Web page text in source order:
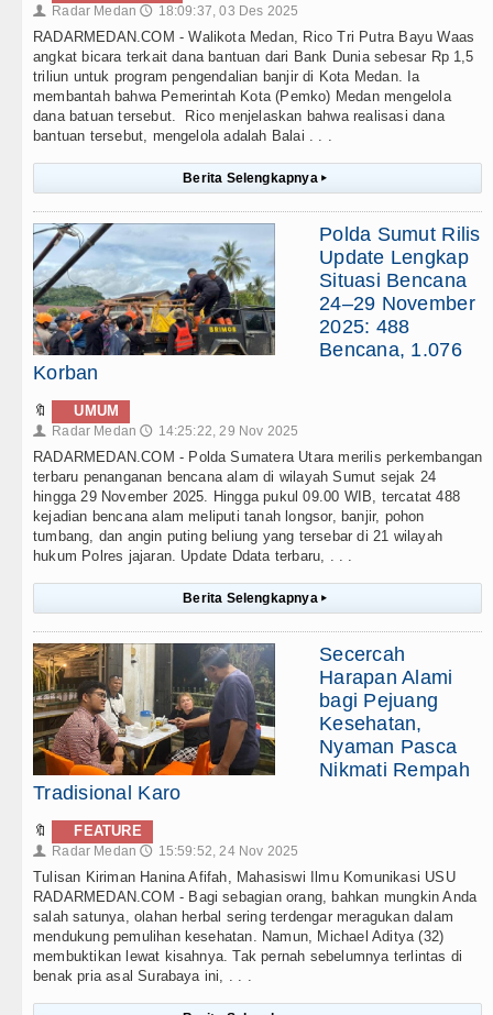
👤 Radar Medan 🕔 18:09:37, 03 Des 2025
RADARMEDAN.COM - Walikota Medan, Rico Tri Putra Bayu Waas
angkat bicara terkait dana bantuan dari Bank Dunia sebesar Rp 1,5
triliun untuk program pengendalian banjir di Kota Medan. Ia
membantah bahwa Pemerintah Kota (Pemko) Medan mengelola
dana batuan tersebut. Rico menjelaskan bahwa realisasi dana
bantuan tersebut, mengelola adalah Balai . . .
Berita Selengkapnya ▸
Polda Sumut Rilis
Update Lengkap
Situasi Bencana
24–29 November
2025: 488
Bencana, 1.076
Korban
🔖 UMUM
👤 Radar Medan 🕔 14:25:22, 29 Nov 2025
RADARMEDAN.COM - Polda Sumatera Utara merilis perkembangan
terbaru penanganan bencana alam di wilayah Sumut sejak 24
hingga 29 November 2025. Hingga pukul 09.00 WIB, tercatat 488
kejadian bencana alam meliputi tanah longsor, banjir, pohon
tumbang, dan angin puting beliung yang tersebar di 21 wilayah
hukum Polres jajaran. Update Ddata terbaru, . . .
Berita Selengkapnya ▸
Secercah
Harapan Alami
bagi Pejuang
Kesehatan,
Nyaman Pasca
Nikmati Rempah
Tradisional Karo
🔖 FEATURE
👤 Radar Medan 🕔 15:59:52, 24 Nov 2025
Tulisan Kiriman Hanina Afifah, Mahasiswi Ilmu Komunikasi USU
RADARMEDAN.COM - Bagi sebagian orang, bahkan mungkin Anda
salah satunya, olahan herbal sering terdengar meragukan dalam
mendukung pemulihan kesehatan. Namun, Michael Aditya (32)
membuktikan lewat kisahnya. Tak pernah sebelumnya terlintas di
benak pria asal Surabaya ini, . . .